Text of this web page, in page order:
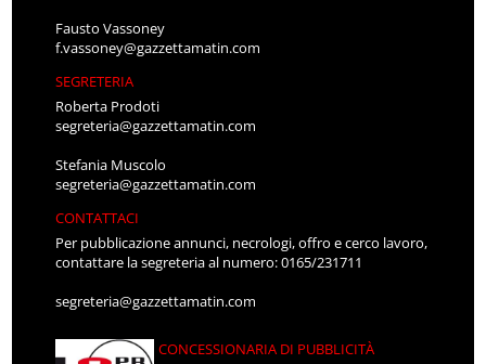
Fausto Vassoney
f.vassoney@gazzettamatin.com
SEGRETERIA
Roberta Prodoti
segreteria@gazzettamatin.com
Stefania Muscolo
segreteria@gazzettamatin.com
CONTATTACI
Per pubblicazione annunci, necrologi, offro e cerco lavoro,
contattare la segreteria al numero: 0165/231711
segreteria@gazzettamatin.com
CONCESSIONARIA DI PUBBLICITÀ